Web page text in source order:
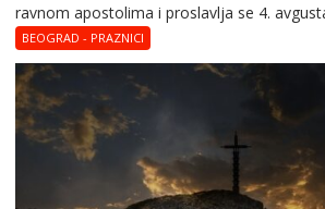
ravnom apostolima i proslavlja se 4.
BEOGRAD - PRAZNICI